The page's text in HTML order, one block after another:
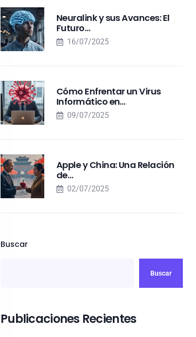
Neuralink y sus Avances: El
Futuro…
16/07/2025
Cómo Enfrentar un Virus
Informático en…
09/07/2025
Apple y China: Una Relación
de…
02/07/2025
Buscar
Buscar
Publicaciones Recientes